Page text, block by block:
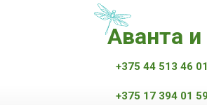
Аванта
+375 44 513 46 01
+375 17 394 01